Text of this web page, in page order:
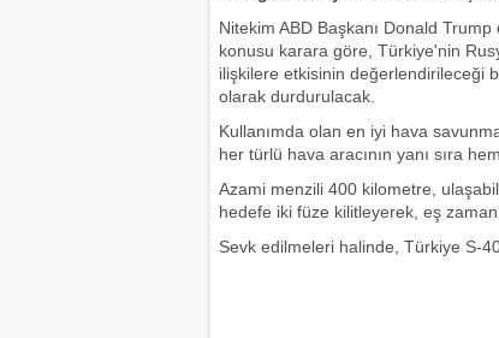
Nitekim ABD Başkanı Donald Trump
konusu karara göre, Türkiye'nin
ilişkilere etkisinin değerlendirileceği
olarak durdurulacak.
Kullanımda olan en iyi hava
her türlü hava aracının yanı sıra
Azami menzili 400 kilometre,
hedefe iki füze kilitleyerek, eş
Sevk edilmeleri halinde, Türkiye S-